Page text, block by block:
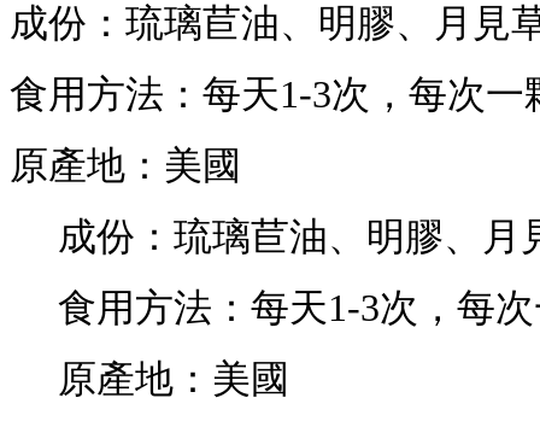
成份：琉璃苣油、明膠、月見
食用方法：每天1-3次，每次一
原產地：美國
成份：琉璃苣油、明膠、
食用方法：每天1-3次，每
原產地：美國